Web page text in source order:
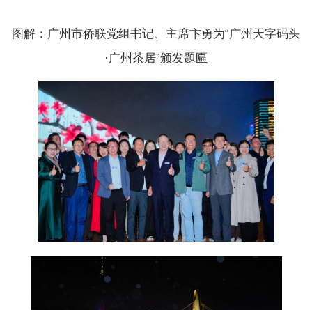
图解：广州市侨联党组书记、主席卞勇为“广州天字码头
·广州茶居”颁发题匾